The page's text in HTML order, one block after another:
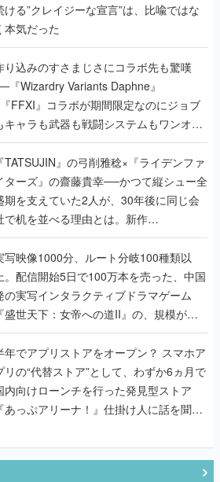
ける”クレイジーな宣言”は、比喩ではな
本気だった
り込みのすさまじさにコラボ先も驚嘆
『Wizardry Variants Daphne』
FFXI』コラボが期間限定なのにジョブ
キャラも武器も戦闘システムもワンオフ
作り込まれた理由を両ディレクターに聞
く
『TATSUJIN』の弓削雅稔×『ライデンファ
ターズ』の齋藤貴幸──かつて縦シュー全
期を支えていた2人が、30年後に同じ会
で机を並べる理由とは。新作
TATSUJIN EXTREME』で初タッグを組
だレジェンド2人に訊く開発秘話
写映像1000分、ルート分岐100種類以
。配信開始5日で100万本を売った、中国
の実写インタラクティブドラマゲーム
『盛世天下：女帝への道II』の、規模が違
こだわりをプロデューサーに聞いた
でアプリストアをオープン？ スマホア
リの“代替ストア”として、わずか6ヵ月で
内向けローンチを行った発見型ストア
『あっぷアリーナ！』仕掛け人に話を聞い
みた